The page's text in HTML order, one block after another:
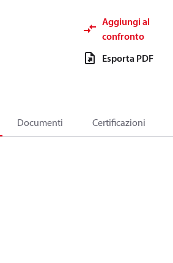
Aggiungi al
confronto
Esporta PDF
Documenti Certificazioni